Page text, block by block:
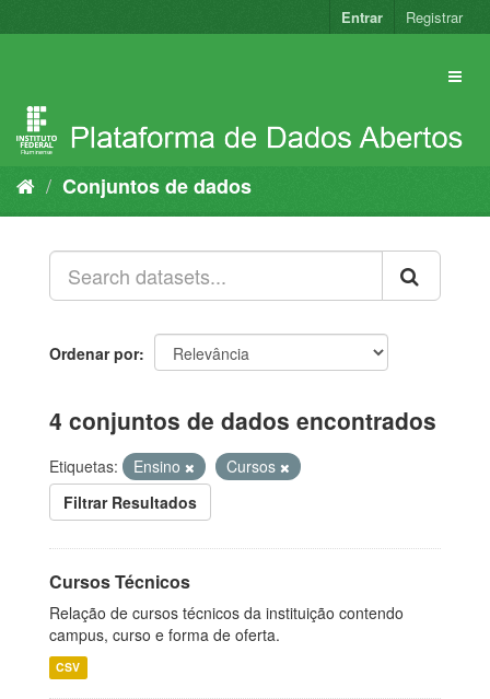
para
Entrar Registrar
Conjuntos de dados
Ordenar por
4 conjuntos de dados encontrados
Etiquetas: Ensino
Cursos
Filtrar Resultados
Cursos Técnicos
Relação de cursos técnicos da instituição contendo
campus, curso e forma de oferta.
CSV